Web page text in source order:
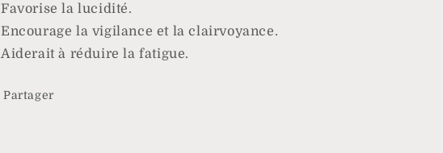
Favorise la lucidité.
Encourage la vigilance et la clairvoyance.
Aiderait à réduire la fatigue.
Partager